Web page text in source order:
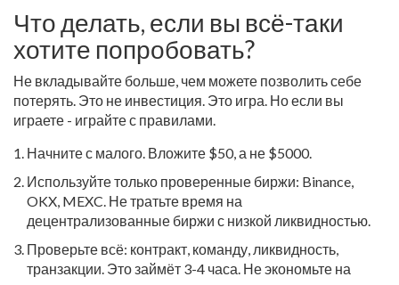
Что делать, если вы всё-таки
хотите попробовать?
Не вкладывайте больше, чем можете позволить себе
потерять. Это не инвестиция. Это игра. Но если вы
играете - играйте с правилами.
Начните с малого. Вложите $50, а не $5000.
Используйте только проверенные биржи: Binance,
OKX, MEXC. Не тратьте время на
децентрализованные биржи с низкой ликвидностью.
Проверьте всё: контракт, команду, ликвидность,
транзакции. Это займёт 3-4 часа. Не экономьте на